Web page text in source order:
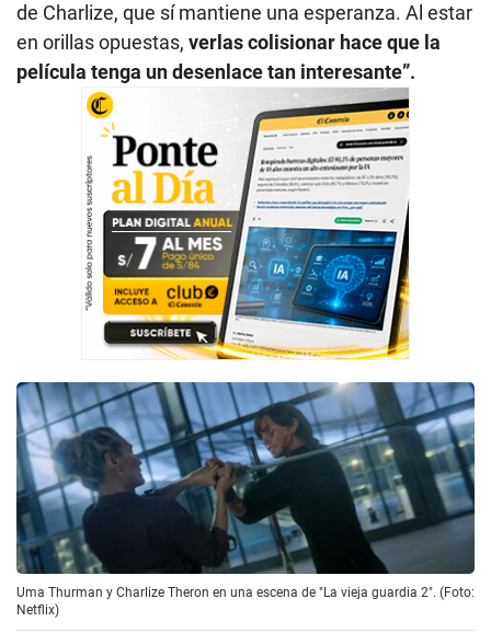
de Charlize, que sí mantiene una esperanza. Al estar
en orillas opuestas, verlas colisionar hace que la
película tenga un desenlace tan interesante”.
Uma Thurman y Charlize Theron en una escena de "La vieja guardia 2". (Foto:
Netflix)